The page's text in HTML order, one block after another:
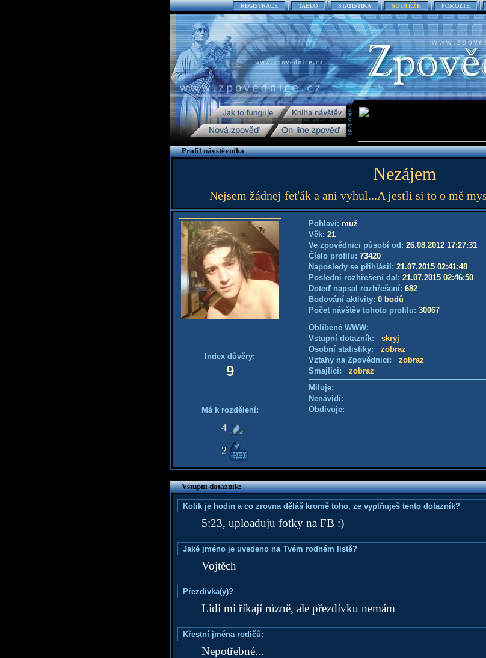
REGISTRACE TABLO STATISTIKA SOUTĚŽE POMOZTE
Profil návštěvníka
Nezájem
Nejsem žádnej feťák a ani vyhul...A jestli si to o mě
Index důvěry:
9
Má k rozdělení:
4
2
Pohlaví: muž
Věk: 21
Ve zpovědnici působí od: 26.08.2012 17:27:31
Číslo profilu: 73420
Naposledy se přihlásil: 21.07.2015 02:41:48
Poslední rozhřešení dal: 21.07.2015 02:46:50
Doteď napsal rozhřešení: 682
Bodování aktivity: 0 bodů
Počet návštěv tohoto profilu: 30067
Oblíbené WWW:
Vstupní dotazník: skryj
Osobní statistiky: zobraz
Vztahy na Zpovědnici: zobraz
Smajlíci: zobraz
Miluje:
Nenávidí:
Obdivuje:
Vstupní dotazník:
Kolik je hodin a co zrovna děláš kromě toho, ze vyplňuješ tento dotazník?
5:23, uploaduju fotky na FB :)
Jaké jméno je uvedeno na Tvém rodném listě?
Vojtěch
Přezdívka(y)?
Lidi mi říkají různě, ale přezdívku nemám
Křestní jména rodičů:
Nepotřebné...